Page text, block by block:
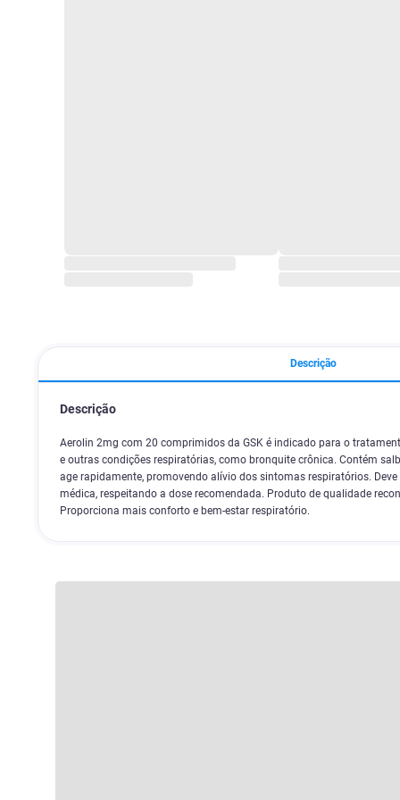
Descrição
Descrição
Aerolin 2mg com 20 comprimidos da GSK é indicado para o
e outras condições respiratórias, como bronquite crônica. Contém
age rapidamente, promovendo alívio dos sintomas respiratórios.
médica, respeitando a dose recomendada. Produto de qualidade
Proporciona mais conforto e bem-estar respiratório.